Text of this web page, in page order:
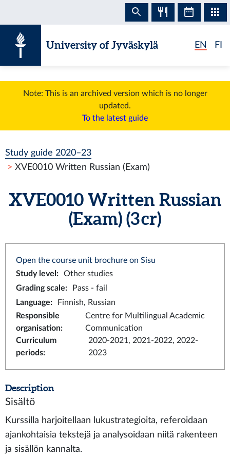
University of Jyväskylä EN FI
Note: This is an archived version which is no longer
updated.
To the latest guide
Study guide 2020–23
XVE0010 Written Russian (Exam)
XVE0010 Written Russian
(Exam) (3 cr)
Open the course unit brochure on Sisu
Study level :
Other studies
Grading scale:
Pass - fail
Language:
Finnish, Russian
Responsible
organisation:
Centre for Multilingual Academic
Communication
Curriculum
periods:
2020-2021, 2021-2022, 2022-
2023
Description
Sisältö
Kurssilla harjoitellaan lukustrategioita, referoidaan
ajankohtaisia tekstejä ja analysoidaan niitä rakenteen
ja sisällön kannalta.